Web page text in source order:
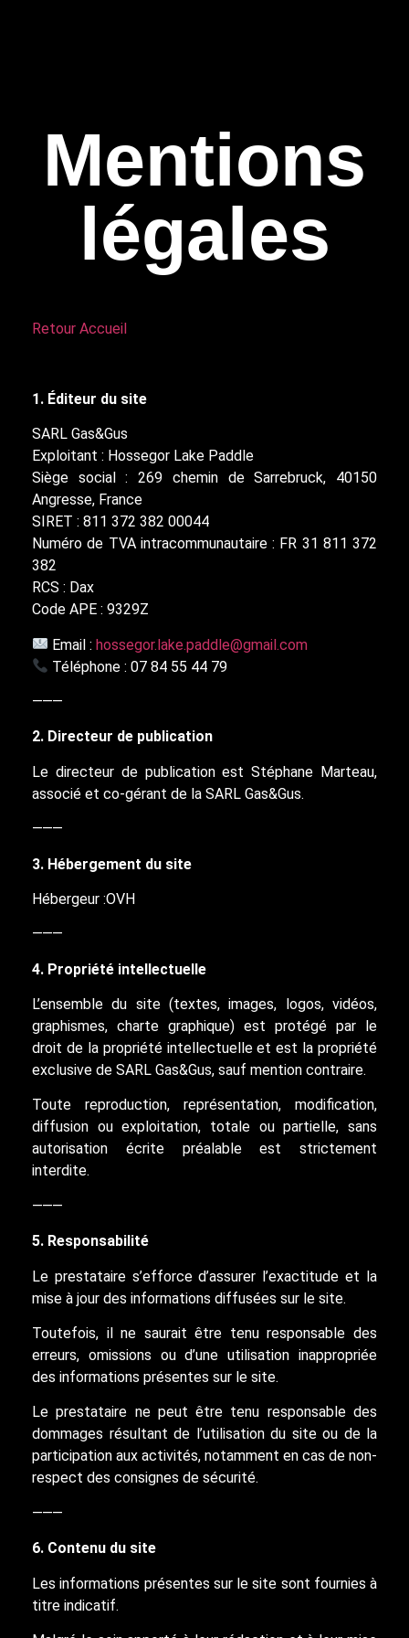
Mentions
légales
Retour Accueil
1. Éditeur du site
SARL Gas&Gus
Exploitant : Hossegor Lake Paddle
Siège social : 269 chemin de Sarrebruck, 40150
Angresse, France
SIRET : 811 372 382 00044
Numéro de TVA intracommunautaire : FR 31 811 372
382
RCS : Dax
Code APE : 9329Z
Email :hossegor.lake.paddle@gmail.com
Téléphone : 07 84 55 44 79
⸻
2. Directeur de publication
Le directeur de publication est Stéphane Marteau,
associé et co-gérant de la SARL Gas&Gus.
⸻
3. Hébergement du site
Hébergeur :OVH
⸻
4. Propriété intellectuelle
L’ensemble du site (textes, images, logos, vidéos,
graphismes, charte graphique) est protégé par le
droit de la propriété intellectuelle et est la propriété
exclusive de SARL Gas&Gus, sauf mention contraire.
Toute reproduction, représentation, modification,
diffusion ou exploitation, totale ou partielle, sans
autorisation écrite préalable est strictement
interdite.
⸻
5. Responsabilité
Le prestataire s’efforce d’assurer l’exactitude et la
mise à jour des informations diffusées sur le site.
Toutefois, il ne saurait être tenu responsable des
erreurs, omissions ou d’une utilisation inappropriée
des informations présentes sur le site.
Le prestataire ne peut être tenu responsable des
dommages résultant de l’utilisation du site ou de la
participation aux activités, notamment en cas de non-
respect des consignes de sécurité.
⸻
6. Contenu du site
Les informations présentes sur le site sont fournies à
titre indicatif.